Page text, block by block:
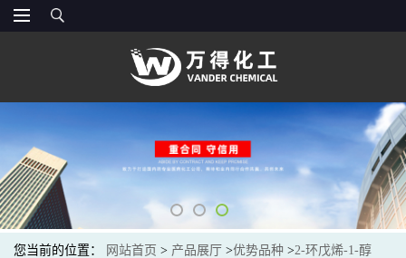
您当前的位置： 网站首页 > 产品展厅 >优势品种 >2-环戊烯-1-醇